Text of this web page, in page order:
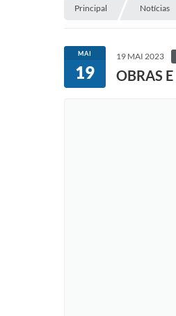
Principal Notícias
MAI
19
19 MAI 2023
OBRAS